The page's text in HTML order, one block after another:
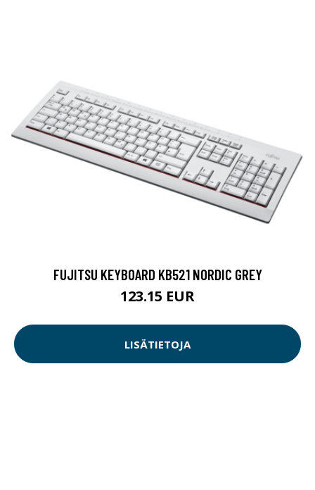
FUJITSU KEYBOARD KB521 NORDIC GREY
123.15 EUR
LISÄTIETOJA